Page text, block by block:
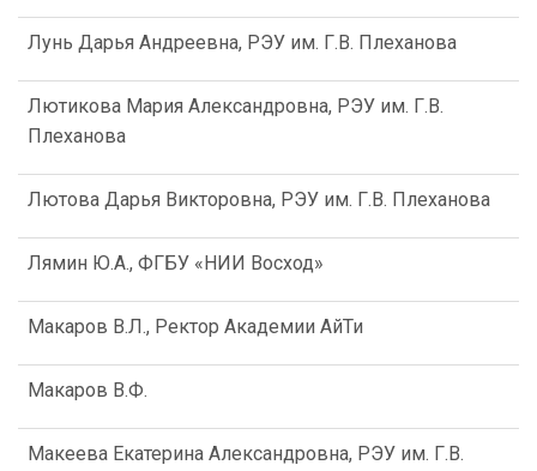
Лунь Дарья Андреевна, РЭУ им. Г.В. Плеханова
Лютикова Мария Александровна, РЭУ им. Г.В.
Плеханова
Лютова Дарья Викторовна, РЭУ им. Г.В. Плеханова
Лямин Ю.А., ФГБУ «НИИ Восход»
Макаров В.Л., Ректор Академии АйТи
Макаров В.Ф.
Макеева Екатерина Александровна, РЭУ им. Г.В.